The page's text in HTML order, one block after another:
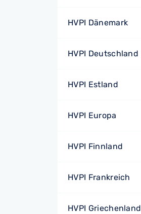
HVPI Dänemark
HVPI Deutschland
HVPI Estland
HVPI Europa
HVPI Finnland
HVPI Frankreich
HVPI Griechenland